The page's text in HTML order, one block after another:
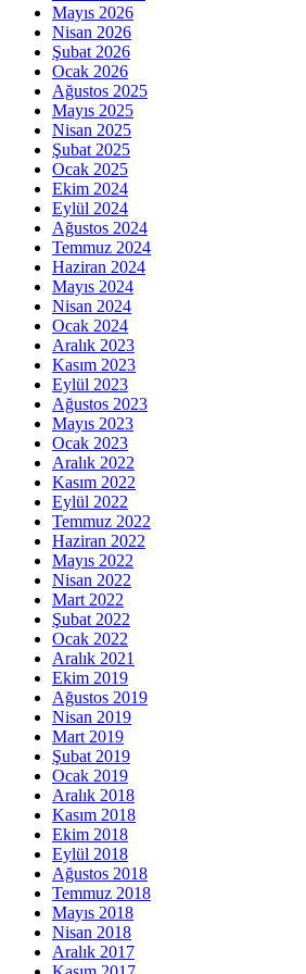
Mayıs 2026
Nisan 2026
Şubat 2026
Ocak 2026
Ağustos 2025
Mayıs 2025
Nisan 2025
Şubat 2025
Ocak 2025
Ekim 2024
Eylül 2024
Ağustos 2024
Temmuz 2024
Haziran 2024
Mayıs 2024
Nisan 2024
Ocak 2024
Aralık 2023
Kasım 2023
Eylül 2023
Ağustos 2023
Mayıs 2023
Ocak 2023
Aralık 2022
Kasım 2022
Eylül 2022
Temmuz 2022
Haziran 2022
Mayıs 2022
Nisan 2022
Mart 2022
Şubat 2022
Ocak 2022
Aralık 2021
Ekim 2019
Ağustos 2019
Nisan 2019
Mart 2019
Şubat 2019
Ocak 2019
Aralık 2018
Kasım 2018
Ekim 2018
Eylül 2018
Ağustos 2018
Temmuz 2018
Mayıs 2018
Nisan 2018
Aralık 2017